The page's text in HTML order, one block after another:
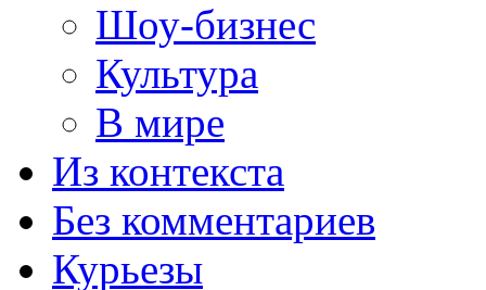
Шоу-бизнес
Культура
В мире
Из контекста
Без комментариев
Курьезы